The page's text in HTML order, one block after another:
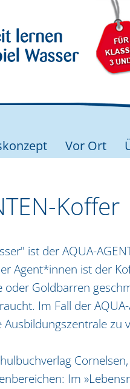
Vor Ort
Koffer
ist der AQUA-
Agent*innen ist der
Goldbarren
Im Fall der
zu
Im